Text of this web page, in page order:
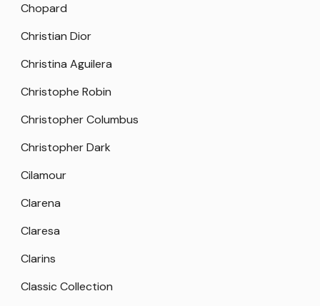
Chopard
Christian Dior
Christina Aguilera
Christophe Robin
Christopher Columbus
Christopher Dark
Cilamour
Clarena
Claresa
Clarins
Classic Collection